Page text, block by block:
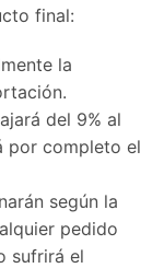
final:
la
del 9% al
por completo el
según la
pedido
sufrirá el